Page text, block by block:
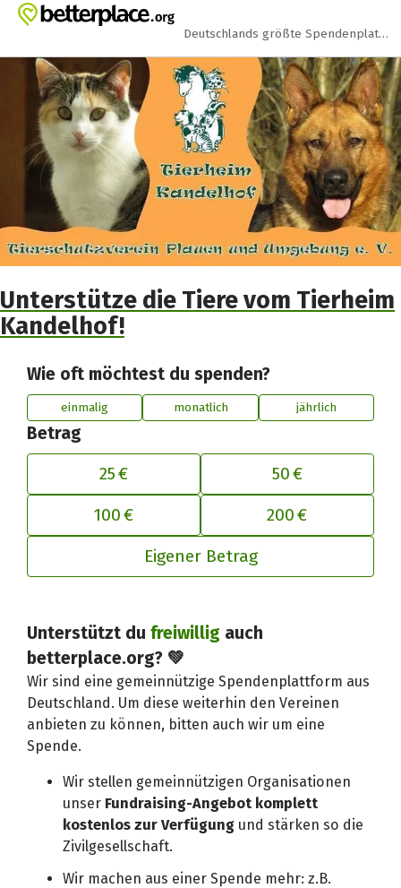
Zum Hauptinhalt springen
Erklärung zur Barrierefreiheit anzeigen
Deutschlands größte Spendenplattform
Unterstütze die Tiere vom Tierheim
Kandelhof!
Wie oft möchtest du spenden?
einmalig monatlich jährlich
Betrag
25 €
50 €
100 € 200 €
Eigener Betrag
Unterstützt dufreiwillig auch
betterplace.org? 💚
Wir sind eine gemeinnützige Spendenplattform aus
Deutschland. Um diese weiterhin den Vereinen
anbieten zu können, bitten auch wir um eine
Spende.
Wir stellen gemeinnützigen Organisationen
unser Fundraising-Angebot komplett
kostenlos zur Verfügung und stärken so die
Zivilgesellschaft.
Wir machen aus einer Spende mehr: z.B.
Deinen Beitrag an betterplace